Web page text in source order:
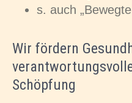
s. auch
Wir fördern
Schöpfung